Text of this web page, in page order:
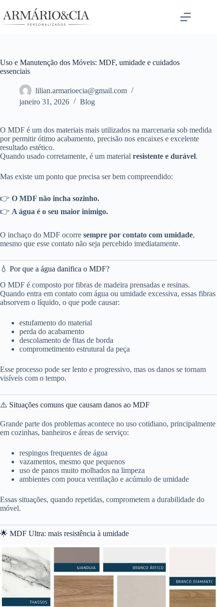
para
o
Uso e Manutenção dos Móveis: MDF, umidade e cuidados
essenciais
lilian.armarioecia@gmail.com
janeiro 31, 2026
Blog
O MDF é um dos materiais mais utilizados na marcenaria sob medida
por permitir ótimo acabamento, precisão nos encaixes e excelente
resultado estético.
Quando usado corretamente, é um material resistente e durável.
Mas existe um ponto que precisa ser bem compreendido:
👉 O MDF não incha sozinho.
👉 A água é o seu maior inimigo.
O inchaço do MDF ocorre sempre por contato com umidade,
mesmo que esse contato não seja percebido imediatamente.
💧 Por que a água danifica o MDF?
O MDF é composto por fibras de madeira prensadas e resinas.
Quando entra em contato com água ou umidade excessiva, essas fibras
absorvem o líquido, o que pode causar:
estufamento do material
perda do acabamento
descolamento de fitas de borda
comprometimento estrutural da peça
Esse processo pode ser lento e progressivo, mas os danos se tornam
visíveis com o tempo.
⚠️ Situações comuns que causam danos ao MDF
Grande parte dos problemas acontece no uso cotidiano, principalmente
em cozinhas, banheiros e áreas de serviço:
respingos frequentes de água
vazamentos, mesmo que pequenos
uso de panos muito molhados na limpeza
ambientes com pouca ventilação e acúmulo de umidade
Essas situações, quando repetidas, comprometem a durabilidade do
móvel.
🌟 MDF Ultra: mais resistência à umidade